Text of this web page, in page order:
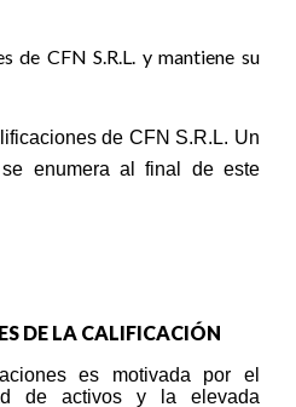
de CFN S.R.L. y mantiene su
de CFN S.R.L. Un
enumera al final de este
DE LA CALIFICACIÓN
es motivada por el
de activos y la elevada